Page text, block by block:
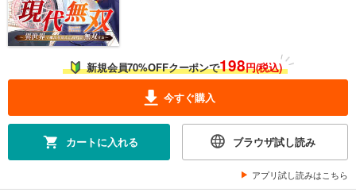
新規会員70%OFFクーポンで198円(税込)
今すぐ購入
カートに入れる ブラウザ試し読み
アプリ試し読みはこちら